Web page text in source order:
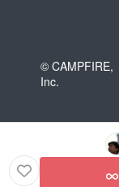
© CAMPFIRE,
Inc.